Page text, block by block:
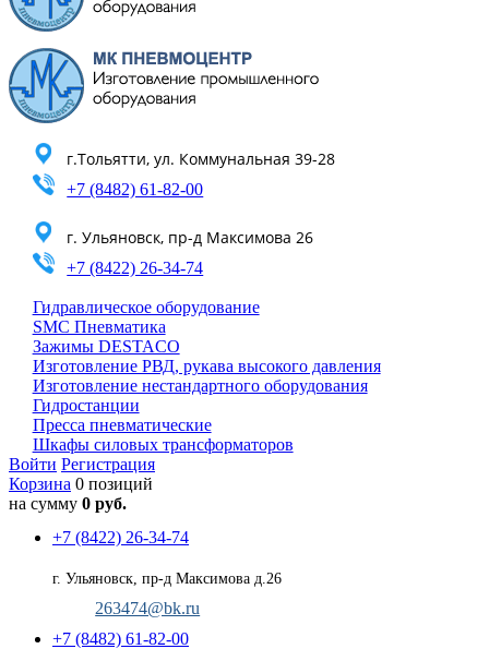
г.Тольятти, ул. Коммунальная 39-28
+7 (8482) 61-82-00
г. Ульяновск, пр-д Максимова 26
+7 (8422) 26-34-74
Гидравлическое оборудование
SMC Пневматика
Зажимы DESTACO
Изготовление РВД, рукава высокого давления
Изготовление нестандартного оборудования
Гидростанции
Пресса пневматические
Шкафы силовых трансформаторов
Войти Регистрация
Корзина 0 позиций
на сумму 0 руб.
+7 (8422) 26-34-74
г. Ульяновск, пр-д Максимова д.26
263474@bk.ru
+7 (8482) 61-82-00